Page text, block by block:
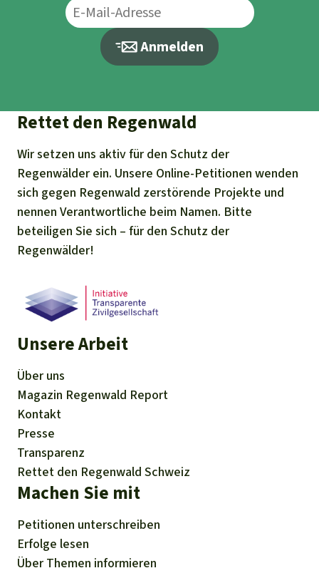
Anmelden
Rettet den Regenwald
Wir setzen uns aktiv für den Schutz der
Regenwälder ein. Unsere Online-Petitionen wenden
sich gegen Regenwald zerstörende Projekte und
nennen Verantwortliche beim Namen. Bitte
beteiligen Sie sich – für den Schutz der
Regenwälder!
Unsere Arbeit
Über uns
Magazin Regenwald Report
Kontakt
Presse
Transparenz
Rettet den Regenwald Schweiz
Machen Sie mit
Petitionen unterschreiben
Erfolge lesen
Über Themen informieren